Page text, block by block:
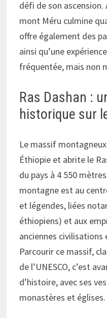
défi de son
mont Méru culmine
offre également des
ainsi qu’une
fréquentée, mais non
Ras Dashan :
historique sur
Le massif
Éthiopie et abrite le
du pays à 4 550
montagne est au
et légendes, liées
éthiopiens) et aux
anciennes civilisations
Parcourir ce massif,
de l’UNESCO, c’est
d’histoire, avec ses
monastères et églises.